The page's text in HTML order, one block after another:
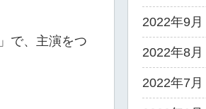
で、主演をつ
2022年9月
2022年8月
2022年7月